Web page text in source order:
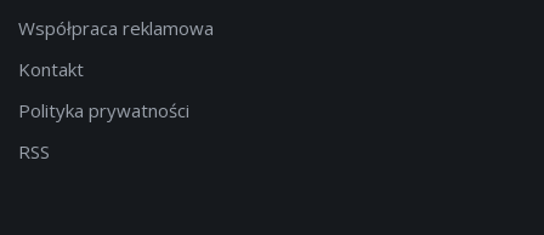
Współpraca reklamowa
Kontakt
Polityka prywatności
RSS